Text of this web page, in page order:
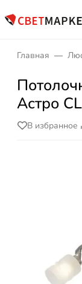
Главная
Астро
В избранное